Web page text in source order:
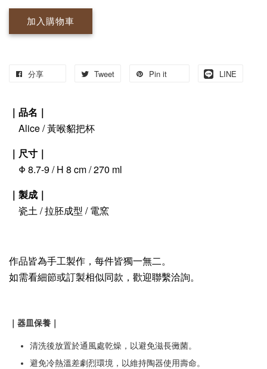
加入購物車
分享 Tweet Pin it LINE
｜品名｜
Alice / 黃喉貂把杯
｜尺寸｜
Φ 8.7-9 / H 8 cm / 270 ml
｜製成｜
瓷土 / 拉胚成型 / 電窯
作品皆為手工製作，每件皆獨一無二。
如需看細節或訂製相似同款，歡迎聯繫洽詢。
｜器皿保養｜
清洗後放置於通風處乾燥，以避免滋長黴菌。
避免冷熱溫差劇烈環境，以維持陶器使用壽命。